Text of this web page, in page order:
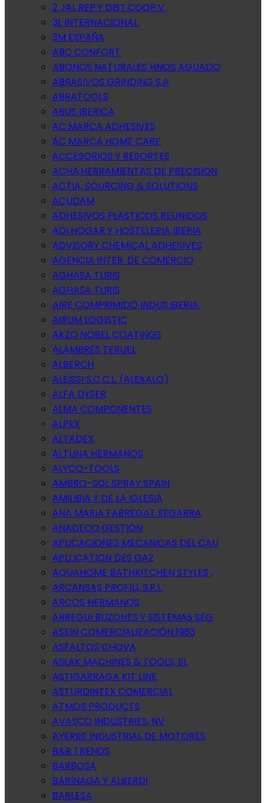
2 JAL REP.Y DIST.COOP.V.
3L INTERNACIONAL.
3M ESPAÑA
ABC CONFORT
ABONOS NATURALES HNOS AGUADO
ABRASIVOS GRINDING S.A
ABRATOOLS
ABUS IBERICA
AC MARCA ADHESIVES
AC MARCA HOME CARE,
ACCESORIOS Y RESORTES
ACHA,HERRAMIENTAS DE PRECISION
ACTIA, SOURCING & SOLUTIONS
ACUDAM
ADHESIVOS PLASTICOS REUNIDOS
ADI HOGAR Y HOSTELERIA IBERIA
ADVISORY CHEMICAL ADHESIVES
AGENCIA INTER. DE COMERCIO
AGHASA TURIS
AGHASA TURIS
AIRE COMPRIMIDO INDUS.IBERIA.
AIRUM LOGISTIC
AKZO NOBEL COATINGS
ALAMBRES TERUEL
ALBERCH
ALEISSI S.C.C.L. (ALEXALO)
ALFA DYSER
ALMA COMPONENTES
ALPEX
ALTADEX
ALTUNA HERMANOS
ALYCO-TOOLS
AMBRO-SOL SPRAY SPAIN
AMILIBIA Y DE LA IGLESIA
ANA MARIA FABREGAT SEGARRA
ANADECO GESTION
APLICACIONES MECANICAS DEL CAU
APLLICATION DES GAZ
AQUAHOME BATHKITCHEN STYLES ,
ARCANSAS PROFILI, S.R.L.
ARCOS HERMANOS
ARREGUI BUZONES Y SISTEMAS SEG
ASEIN COMERCIALIZACIÓN 1983
ASFALTOS CHOVA
ASLAK MACHINES & TOOLS, SL
ASTIGARRAGA KIT LINE
ASTURDINTEX COMERCIAL
ATMOS PRODUCTS
AVASCO INDUSTRIES, NV
AYERBE INDUSTRIAL DE MOTORES
B&B TRENDS
BARBOSA
BARINAGA Y ALBERDI
BARLESA